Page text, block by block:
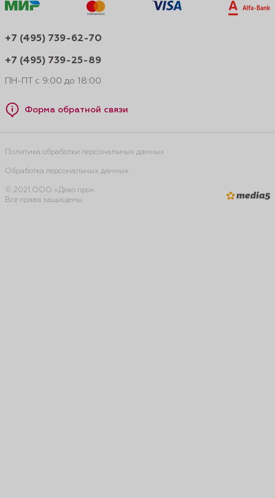
+7 (495) 739-62-70
+7 (495) 739-25-89
ПН-ПТ с 9:00 до 18:00
Форма обратной связи
Политика обработки персональных данных
Обработка персональных данных
© 2021 ООО «Деко про».
Все права защищены.